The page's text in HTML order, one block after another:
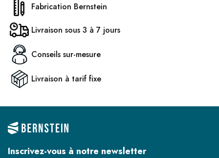
Fabrication Bernstein
Livraison sous 3 à 7 jours
Conseils sur-mesure
Livraison à tarif fixe
Inscrivez-vous à notre newsletter